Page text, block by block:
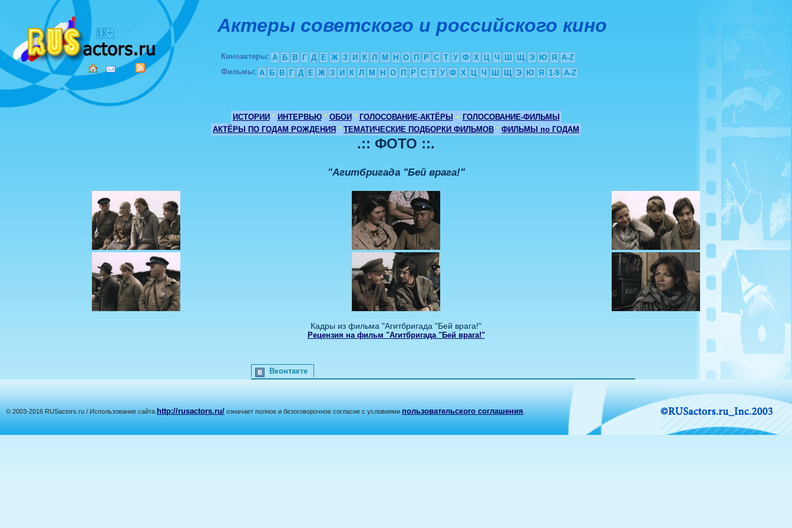
Актеры советского и российского кино
Киноактеры: А Б В Г Д Е Ж З И К Л М Н О П Р С Т У Ф Х Ц Ч Ш Щ Э Ю Я
A-Z
Фильмы: А Б В Г Д Е Ж З И К Л М Н О П Р С Т У Ф Х Ц Ч Ш Щ Э Ю Я 1-9 A-Z
ИСТОРИИ * ИНТЕРВЬЮ * ОБОИ * ГОЛОСОВАНИЕ-АКТЁРЫ + ГОЛОСОВАНИЕ-ФИЛЬМЫ
АКТЁРЫ ПО ГОДАМ РОЖДЕНИЯ * ТЕМАТИЧЕСКИЕ ПОДБОРКИ ФИЛЬМОВ * ФИЛЬМЫ по ГОДАМ
.:: ФОТО ::.
"Агитбригада "Бей врага!"
Кадры из фильма "Агитбригада "Бей врага!"
Рецензия на фильм "Агитбригада "Бей врага!"
Вконтакте
© 2003-2016 RUSactors.ru / Использование сайта http://rusactors.ru/ означает полное и безоговорочное согласие с условиями пользовательского соглашения